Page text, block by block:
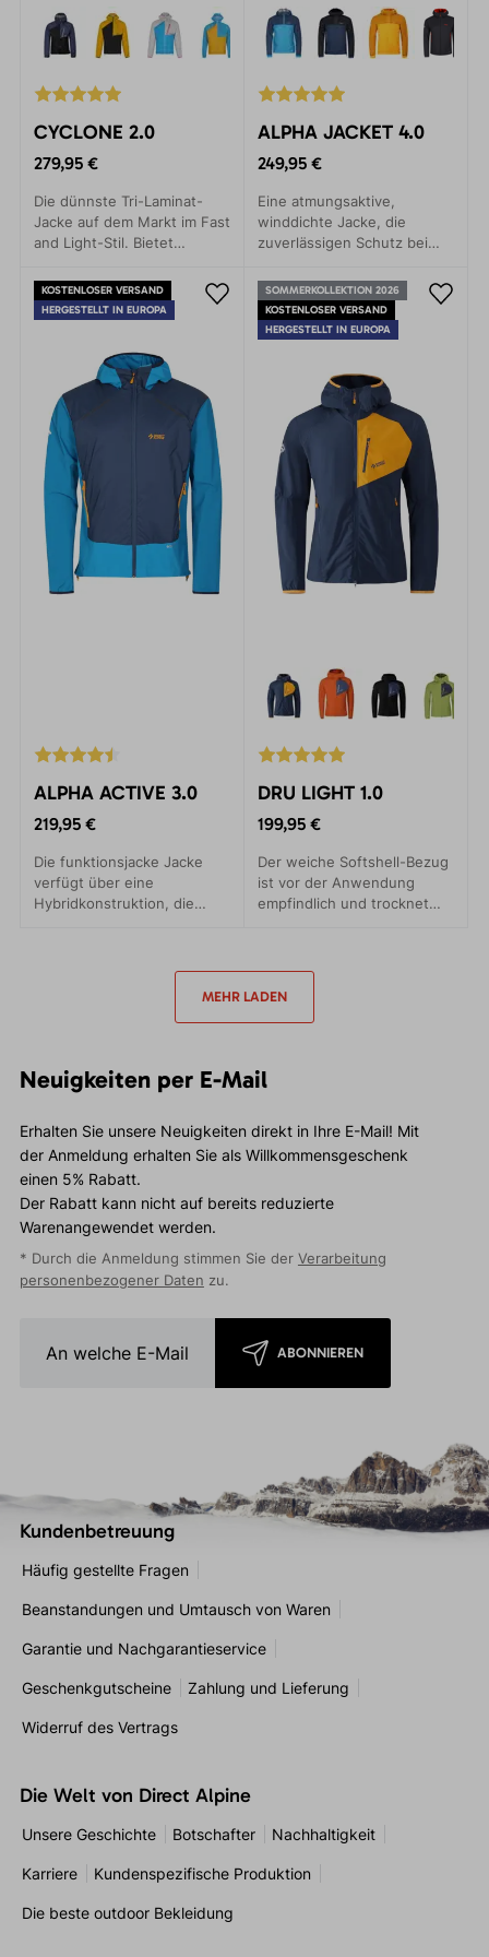
CYCLONE 2.0
279,95 €
Die dünnste Tri-Laminat-
Jacke auf dem Markt im Fast
and Light-Stil. Bietet
Gewicht.
ALPHA JACKET 4.0
249,95 €
Eine atmungsaktive,
winddichte Jacke, die
zuverlässigen Schutz bei
bietet. Geeignet für
Skitouren und Ausflüge.
KOSTENLOSER VERSAND
HERGESTELLT IN EUROPA
ALPHA ACTIVE 3.0
219,95 €
Die funktionsjacke Jacke
verfügt über eine
Hybridkonstruktion, die
SOMMERKOLLEKTION 2026
KOSTENLOSER VERSAND
HERGESTELLT IN EUROPA
DRU LIGHT 1.0
199,95 €
Der weiche Softshell-Bezug
ist vor der Anwendung
empfindlich und trocknet
MEHR LADEN
Neuigkeiten per E-Mail
Erhalten Sie unsere Neuigkeiten direkt in Ihre E-Mail! Mit
der Anmeldung erhalten Sie als Willkommensgeschenk
einen 5% Rabatt.
Der Rabatt kann nicht auf bereits reduzierte
Warenangewendet werden.
* Durch die Anmeldung stimmen Sie der Verarbeitung
personenbezogener Daten zu.
ABONNIEREN
Kundenbetreuung
Häufig gestellte Fragen
Beanstandungen und Umtausch von Waren
Garantie und Nachgarantieservice
Geschenkgutscheine Zahlung und Lieferung
Widerruf des Vertrags
Die Welt von Direct Alpine
Unsere Geschichte Botschafter Nachhaltigkeit
Karriere Kundenspezifische Produktion
Die beste outdoor Bekleidung